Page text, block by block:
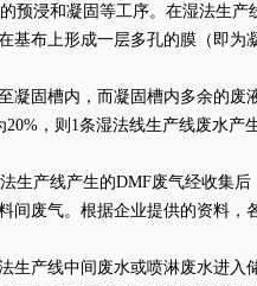
预浸和凝固等工序。在湿法生
基布上形成一层多孔的膜（即
凝固槽内，而凝固槽内多余的废
，则1条湿法线生产线废水产
生产线产生的DMF废气经收集
废气。根据企业提供的资料，
生产线中间废水或喷淋废水进